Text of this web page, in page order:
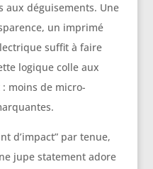
aux déguisements. Une
un imprimé
suffit à faire
logique colle aux
moins de micro-
d’impact” par tenue,
jupe statement adore